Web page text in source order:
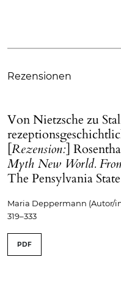
Rezensionen
Von Nietzsche zu
Rezension: ]
Myth New World.
The Pensylvania
Maria Deppermann (Autor/
319–333
PDF